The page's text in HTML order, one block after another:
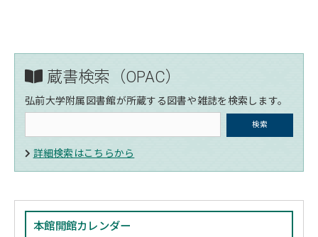
蔵書検索（OPAC）
弘前大学附属図書館が所蔵する図書や雑誌を検索します。
詳細検索はこちらから
本館開館カレンダー